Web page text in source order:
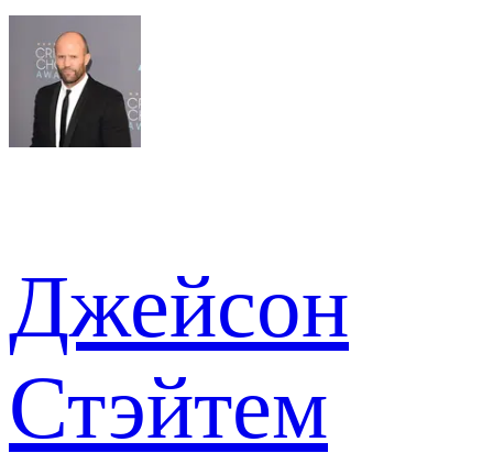
Джейсон
Стэйтем